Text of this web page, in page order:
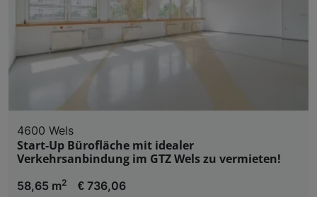
4600 Wels
Start-Up Bürofläche mit idealer
Verkehrsanbindung im GTZ Wels zu vermieten!
58,65 m2
€ 736,06